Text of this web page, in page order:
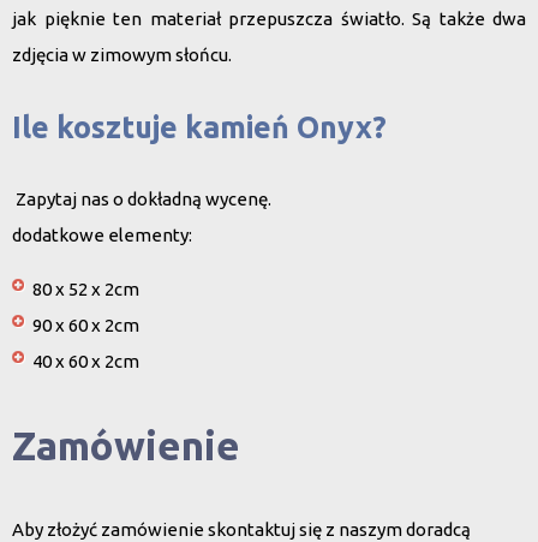
jak pięknie ten materiał przepuszcza światło. Są także dwa
zdjęcia w zimowym słońcu.
Ile kosztuje kamień Onyx?
Zapytaj nas o dokładną wycenę.
dodatkowe elementy:
80 x 52 x 2cm
90 x 60 x 2cm
40 x 60 x 2cm
Zamówienie
Aby złożyć zamówienie skontaktuj się z naszym doradcą